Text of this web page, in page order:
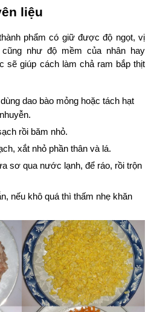
liệu
phẩm có giữ được độ ngọt, vị
như độ mềm của nhân hay
sẽ giúp cách làm chả ram bắp thịt
dao bào mỏng hoặc tách hạt
rồi băm nhỏ.
xắt nhỏ phần thân và lá.
sơ qua nước lạnh, để ráo, rồi trộn
nếu khô quá thì thấm nhẹ khăn